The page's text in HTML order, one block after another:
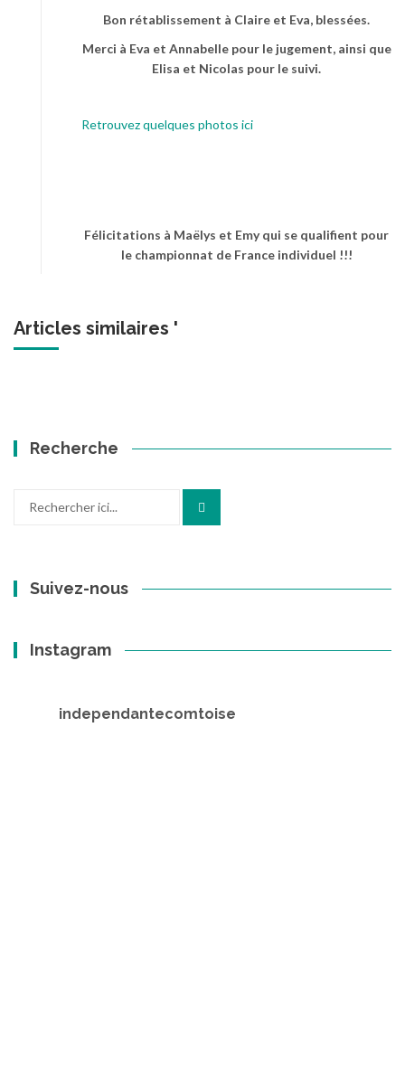
Bon rétablissement à Claire et Eva, blessées.
Merci à Eva et Annabelle pour le jugement, ainsi que
Elisa et Nicolas pour le suivi.
Retrouvez quelques photos ici
Félicitations à Maëlys et Emy qui se qualifient pour
le championnat de France individuel !!!
Articles similaires '
Recherche
Suivez-nous
Instagram
independantecomtoise